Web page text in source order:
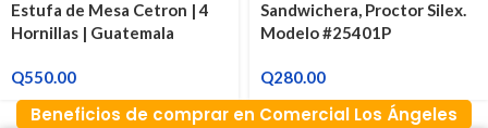
Estufa de Mesa Cetron | 4
Hornillas | Guatemala
Q550.00
Sandwichera, Proctor Silex.
Modelo #25401P
Q280.00
Beneficios de comprar en Comercial Los Ángeles